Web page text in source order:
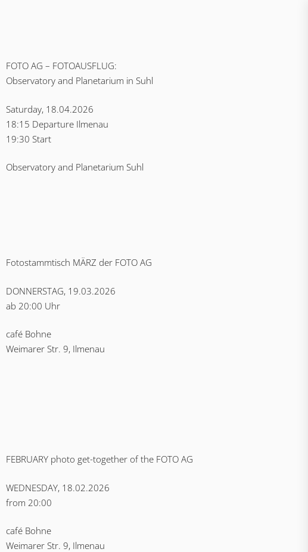
FOTO AG – FOTOAUSFLUG:
Observatory and Planetarium in Suhl
Saturday, 18.04.2026
18:15 Departure Ilmenau
19:30 Start
Observatory and Planetarium Suhl
Fotostammtisch MÄRZ der FOTO AG
DONNERSTAG, 19.03.2026
ab 20:00 Uhr
café Bohne
Weimarer Str. 9, Ilmenau
FEBRUARY photo get-together of the FOTO AG
WEDNESDAY, 18.02.2026
from 20:00
café Bohne
Weimarer Str. 9, Ilmenau